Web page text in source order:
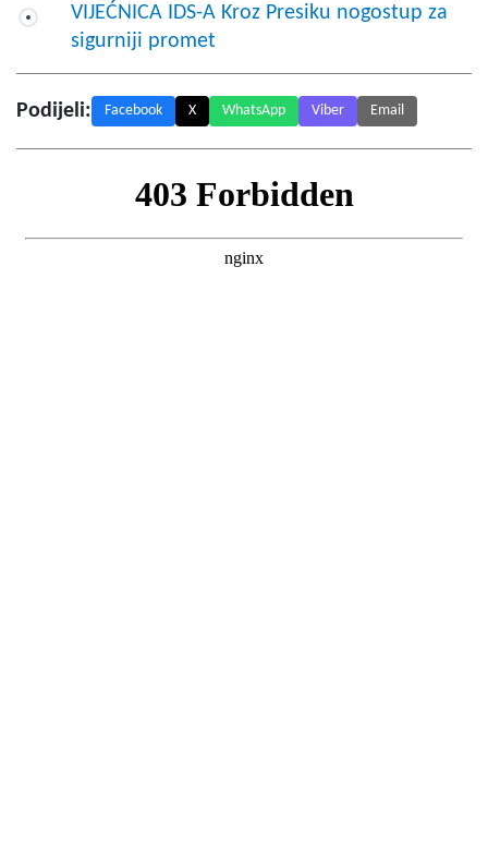
VIJEĆNICA IDS-A Kroz Presiku nogostup za
sigurniji promet
Podijeli: Facebook X WhatsApp Viber Email